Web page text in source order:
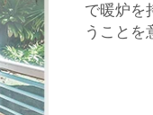
で暖炉を
うことを